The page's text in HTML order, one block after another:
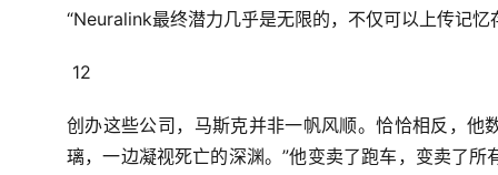
“Neuralink最终潜力几乎是无限的， 不仅可以上传记忆
12
创办这些公司， 马斯克并非一帆风顺。恰恰相反， 他
璃，一边凝视死亡的深渊。”他变卖了跑车， 变卖了所